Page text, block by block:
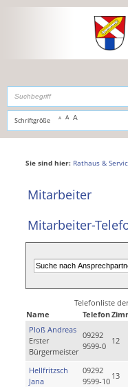
,zur Navigationoderzur
Schriftgröße A A A
Sie sind hier: Rathaus &
Mitarbeiter
Mitarbeiter-
Telefonliste
Name
Telefon
Ploß Andreas
Erster
Bürgermeister
09292
9599-0
12
Hellfritzsch
Jana
09292
9599-10
13